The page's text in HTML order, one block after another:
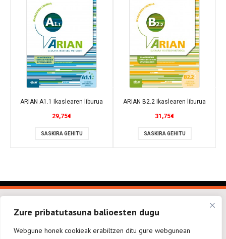
Zure pribatutasuna balioesten dugu
Webgune honek cookieak erabiltzen ditu gure webgunean
ARIAN A1.1 Ikaslearen liburua
29,75€
SASKIRA GEHITU
ARIAN B2.2 Ikaslearen liburua
31,75€
SASKIRA GEHITU